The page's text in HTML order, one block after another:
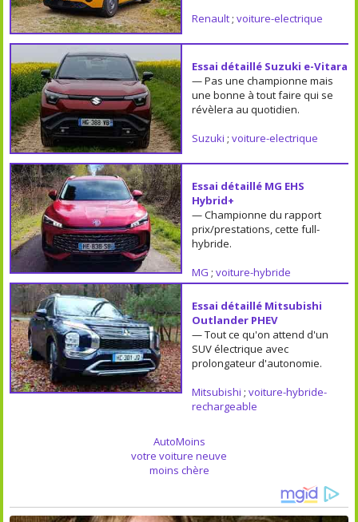
Renault; voiture-electrique
Essai détaillé Suzuki e-Vitara
— Pas une championne mais
une bonne à tout faire qui se
révèlera au quotidien.
Suzuki ; voiture-electrique
Essai détaillé MG EHS
Hybrid+
— Championne du rapport
prix/prestations, cette full-
hybride.
MG ; voiture-hybride
Essai détaillé Mitsubishi
Outlander PHEV
— Tout ce qu'on attend d'un
SUV électrique avec
prolongateur d'autonomie.
Mitsubishi ; voiture-hybride-
rechargeable
AutoMoins
votre voiture neuve
moins chère